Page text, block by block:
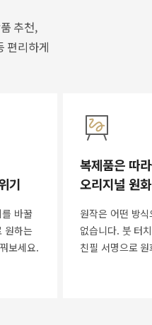
추천,
편리하게
기
바꿀
원하는
보세요.
복제품은 따
오리지널 원
원작은 어떤 방
없습니다. 붓 터
친필 서명으로